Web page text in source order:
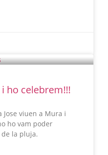
ho celebrem!!!
Jose viuen a Mura i
ho vam poder
la pluja.